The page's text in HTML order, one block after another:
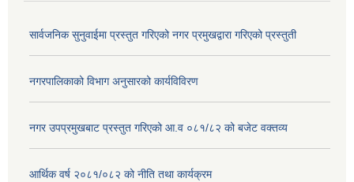
सार्वजनिक सुनुवाईमा प्रस्तुत गरिएको नगर प्रमुखद्वारा गरिएको प्रस्तुती
नगरपालिकाको विभाग अनुसारको कार्यविविरण
नगर उपप्रमुखबाट प्रस्तुत गरिएको आ.व ०८१/८२ को बजेट वक्तव्य
आर्थिक वर्ष २०८१/०८२ को नीति तथा कार्यक्रम